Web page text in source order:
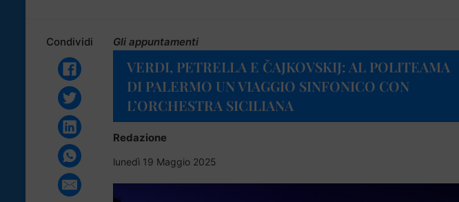
Condividi Gli appuntamenti
VERDI, PETRELLA E ČAJKOVSKIJ: AL POLITEAMA
DI PALERMO UN VIAGGIO SINFONICO CON
L’ORCHESTRA SICILIANA
Redazione
lunedì 19 Maggio 2025